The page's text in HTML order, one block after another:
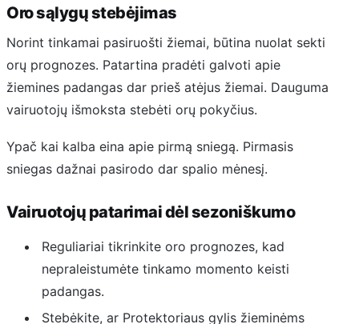
Oro sąlygų stebėjimas
Norint tinkamai pasiruošti žiemai, būtina nuolat sekti
orų prognozes. Patartina pradėti galvoti apie
žiemines padangas dar prieš atėjus žiemai. Dauguma
vairuotojų išmoksta stebėti orų pokyčius.
Ypač kai kalba eina apie pirmą sniegą. Pirmasis
sniegas dažnai pasirodo dar spalio mėnesį.
Vairuotojų patarimai dėl sezoniškumo
Reguliariai tikrinkite oro prognozes, kad
nepraleistumėte tinkamo momento keisti
padangas.
Stebėkite, ar Protektoriaus gylis žieminėms